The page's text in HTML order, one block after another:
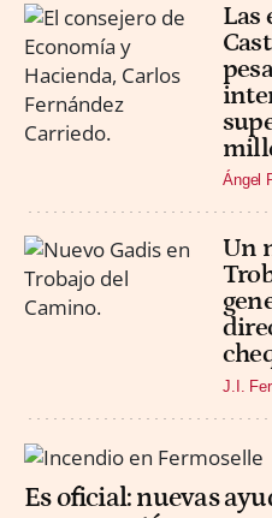
Las
Ángel
Un
J.I.
Es oficial: nuevas